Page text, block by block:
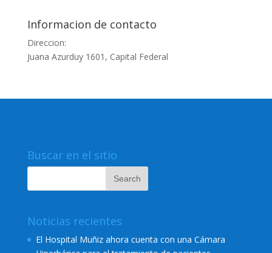
Informacion de contacto
Direccion:
Juana Azurduy 1601, Capital Federal
Buscar en el sitio
Noticias recientes
El Hospital Muñiz ahora cuenta con una Cámara